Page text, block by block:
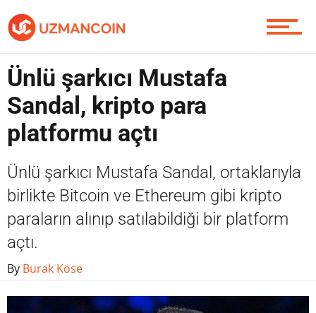
Piyasa
Soru Sor
Contact / İletişim
Ünlü şarkıcı Mustafa
Sandal, kripto para
platformu açtı
Ünlü şarkıcı Mustafa Sandal, ortaklarıyla
birlikte Bitcoin ve Ethereum gibi kripto
paraların alınıp satılabildiği bir platform
açtı.
By Burak Köse